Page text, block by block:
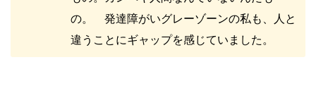
の。 発達障がいグレーゾーンの私も、人と
違うことにギャップを感じていました。